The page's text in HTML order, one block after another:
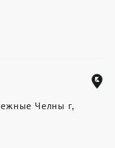
Челны г,